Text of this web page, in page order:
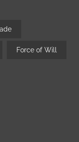
Force of Will